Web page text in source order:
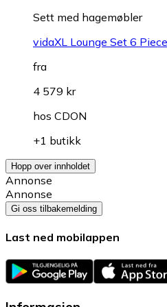
Sett med hagemøbler
vidaXL Lounge Set 6
fra
4 579 kr
hos CDON
+1 butikk
Hopp over innholdet
Annonse
Annonse
Gi oss tilbakemelding
Last ned mobilappen